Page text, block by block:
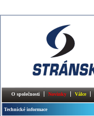
O společnosti Novinky Válce
Technické informace